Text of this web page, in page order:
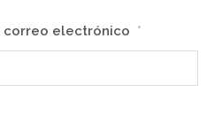
correo electrónico *